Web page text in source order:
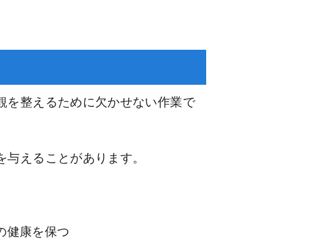
を整えるために欠かせない作業で
えることがあります。
健康を保つ